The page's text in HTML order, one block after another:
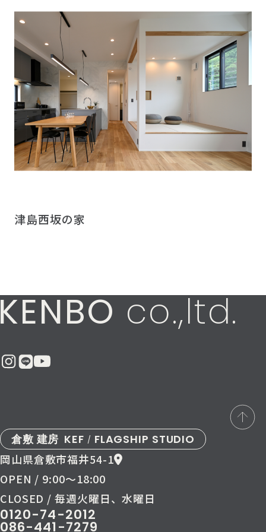
津島西坂の家
co.,ltd.
倉敷 建房 KEF / FLAGSHIP STUDIO
岡山県倉敷市福井54-1
OPEN / 9:00〜18:00
CLOSED / 毎週火曜日、水曜日
0120-74-2012
086-441-7279